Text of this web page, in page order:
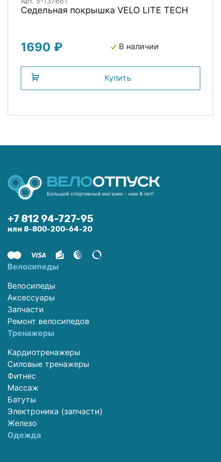
Седельная покрышка VELO LITE TECH
1690 ₽ В наличии
Купить
Большой спортивный магазин - нам 8 лет!
+7 812 94-727-95
или 8-800-200-64-20
Велосипеды
Велосипеды
Аксессуары
Запчасти
Ремонт велосипедов
Тренажеры
Кардиотренажеры
Силовые тренажеры
Фитнес
Массаж
Батуты
Электроника (запчасти)
Железо
Одежда